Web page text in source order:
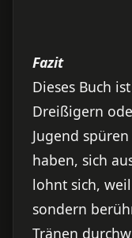
Fazit
Dieses Buch
Dreißigern
Jugend
haben, sich
lohnt sich,
sondern
Tränen